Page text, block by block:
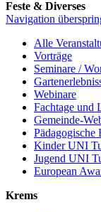
Feste & Diverses
Navigation
Alle
Vorträge
Seminare /
Webinare
Fachtage und
Gemeinde-
Pädagogische
Kinder UNI
Jugend UNI
European
Krems